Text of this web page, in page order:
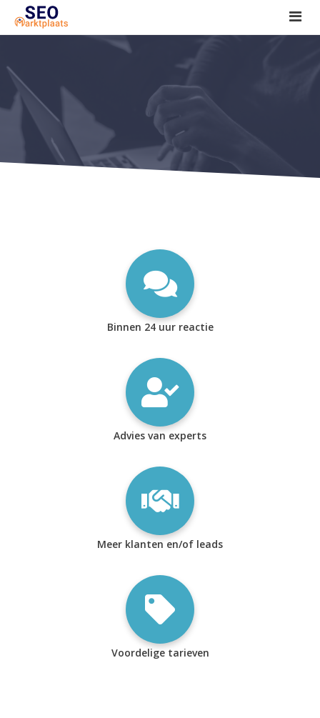
SEO tools reviews
Marketeer bij jou in de buurt?
Offerte
1. Seo voor beginners +
2. Onderzoeken +
Binnen 24 uur reactie
Advies van experts
Meer klanten en/of leads
Voordelige tarieven